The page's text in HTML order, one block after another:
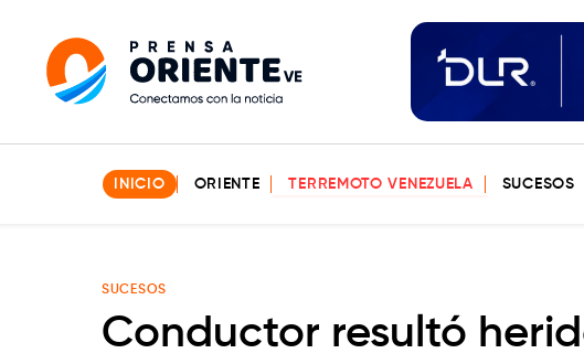
INICIO ORIENTE TERREMOTO VENEZUELA SUCESOS
SUCESOS
Conductor resultó